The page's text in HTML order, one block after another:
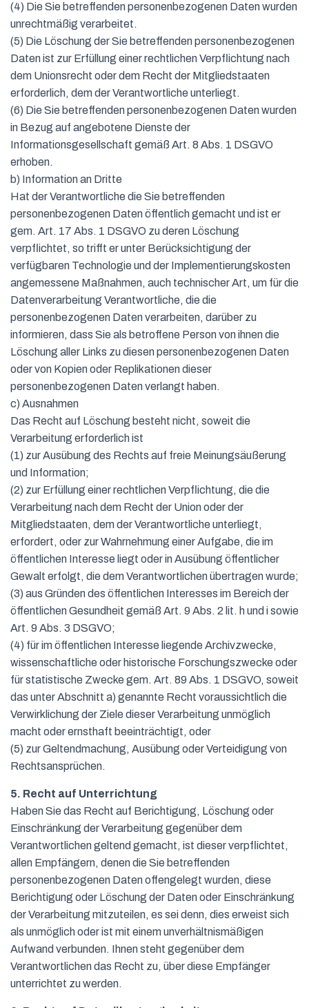
(4) Die Sie betreffenden personenbezogenen Daten wurden
unrechtmäßig verarbeitet.
(5) Die Löschung der Sie betreffenden personenbezogenen
Daten ist zur Erfüllung einer rechtlichen Verpflichtung nach
dem Unionsrecht oder dem Recht der Mitgliedstaaten
erforderlich, dem der Verantwortliche unterliegt.
(6) Die Sie betreffenden personenbezogenen Daten wurden
in Bezug auf angebotene Dienste der
Informationsgesellschaft gemäß Art. 8 Abs. 1 DSGVO
erhoben.
b) Information an Dritte
Hat der Verantwortliche die Sie betreffenden
personenbezogenen Daten öffentlich gemacht und ist er
gem. Art. 17 Abs. 1 DSGVO zu deren Löschung
verpflichtet, so trifft er unter Berücksichtigung der
verfügbaren Technologie und der Implementierungskosten
angemessene Maßnahmen, auch technischer Art, um für die
Datenverarbeitung Verantwortliche, die die
personenbezogenen Daten verarbeiten, darüber zu
informieren, dass Sie als betroffene Person von ihnen die
Löschung aller Links zu diesen personenbezogenen Daten
oder von Kopien oder Replikationen dieser
personenbezogenen Daten verlangt haben.
c) Ausnahmen
Das Recht auf Löschung besteht nicht, soweit die
Verarbeitung erforderlich ist
(1) zur Ausübung des Rechts auf freie Meinungsäußerung
und Information;
(2) zur Erfüllung einer rechtlichen Verpflichtung, die die
Verarbeitung nach dem Recht der Union oder der
Mitgliedstaaten, dem der Verantwortliche unterliegt,
erfordert, oder zur Wahrnehmung einer Aufgabe, die im
öffentlichen Interesse liegt oder in Ausübung öffentlicher
Gewalt erfolgt, die dem Verantwortlichen übertragen wurde;
(3) aus Gründen des öffentlichen Interesses im Bereich der
öffentlichen Gesundheit gemäß Art. 9 Abs. 2 lit. h und i sowie
Art. 9 Abs. 3 DSGVO;
(4) für im öffentlichen Interesse liegende Archivzwecke,
wissenschaftliche oder historische Forschungszwecke oder
für statistische Zwecke gem. Art. 89 Abs. 1 DSGVO, soweit
das unter Abschnitt a) genannte Recht voraussichtlich die
Verwirklichung der Ziele dieser Verarbeitung unmöglich
macht oder ernsthaft beeinträchtigt, oder
(5) zur Geltendmachung, Ausübung oder Verteidigung von
Rechtsansprüchen.
5. Recht auf Unterrichtung
Haben Sie das Recht auf Berichtigung, Löschung oder
Einschränkung der Verarbeitung gegenüber dem
Verantwortlichen geltend gemacht, ist dieser verpflichtet,
allen Empfängern, denen die Sie betreffenden
personenbezogenen Daten offengelegt wurden, diese
Berichtigung oder Löschung der Daten oder Einschränkung
der Verarbeitung mitzuteilen, es sei denn, dies erweist sich
als unmöglich oder ist mit einem unverhältnismäßigen
Aufwand verbunden. Ihnen steht gegenüber dem
Verantwortlichen das Recht zu, über diese Empfänger
unterrichtet zu werden.